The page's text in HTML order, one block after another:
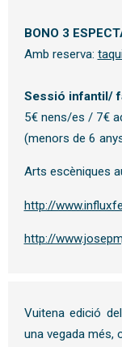
BONO 3
Amb reserva:
Sessió infantil/
5€ nens/es / 7€
(menors de 6
Arts escèniques
http://
http://
Vuitena edició
una vegada més,